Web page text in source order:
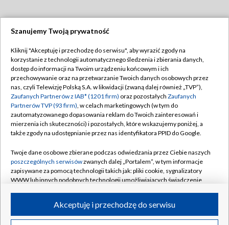
TVP
Abonament TVP
Emisja w TVP
Centrum informacji TVP
Naziemna Telewizja Cyfrowa
Rada Programowa
System NOS
Informacje o nadawcy
Program dla prasy
Regulamin TVP
Polityka prywatności
Moje zgody
Pomoc
Kontakt
Kanały
©2026 Telewizja Polska S.A. w likwidacji
Szanujemy Twoją prywatność
Kliknij "Akceptuję i przechodzę do serwisu", aby wyrazić zgody na
korzystanie z technologii automatycznego śledzenia i zbierania danych,
dostęp do informacji na Twoim urządzeniu końcowym i ich
przechowywanie oraz na przetwarzanie Twoich danych osobowych przez
nas, czyli Telewizję Polską S.A. w likwidacji (zwaną dalej również „TVP”),
Zaufanych Partnerów z IAB* (1201 firm) oraz pozostałych Zaufanych
Partnerów TVP (93 firm), w celach marketingowych (w tym do
zautomatyzowanego dopasowania reklam do Twoich zainteresowań i
mierzenia ich skuteczności) i pozostałych, które wskazujemy poniżej, a
także zgody na udostępnianie przez nas identyfikatora PPID do Google.
Twoje dane osobowe zbierane podczas odwiedzania przez Ciebie naszych
poszczególnych serwisówzwanych dalej „Portalem”, w tym informacje
zapisywane za pomocą technologii takich jak: pliki cookie, sygnalizatory
WWW lub innych podobnych technologii umożliwiających świadczenie
ruchu w Internecie.Akceptuję i przechodzę do serwisu